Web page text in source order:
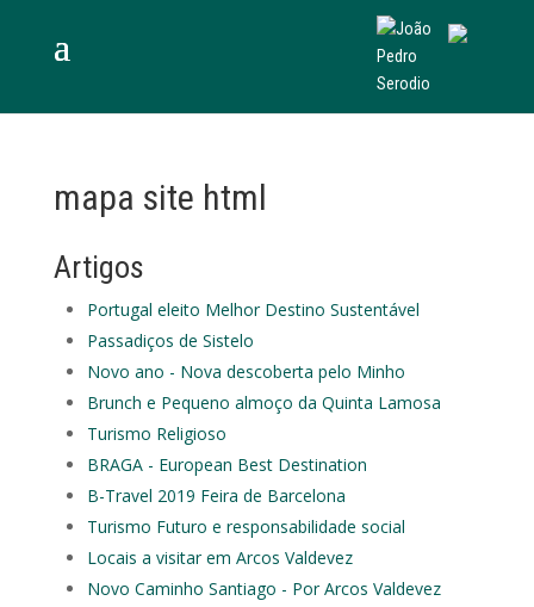
mapa site html
Artigos
Portugal eleito Melhor Destino Sustentável
Passadiços de Sistelo
Novo ano - Nova descoberta pelo Minho
Brunch e Pequeno almoço da Quinta Lamosa
Turismo Religioso
BRAGA - European Best Destination
B-Travel 2019 Feira de Barcelona
Turismo Futuro e responsabilidade social
Locais a visitar em Arcos Valdevez
Novo Caminho Santiago - Por Arcos Valdevez